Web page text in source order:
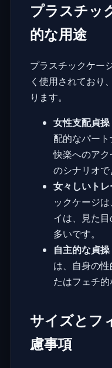
プラスチッ
的な用途
プラスチックケー
く使用されており
ります。
女性支配貞操
配的なパー
快楽へのア
のシナリオで
女々しいトレ
ックケージは、
イは、見た
多いです。
自主的な貞操
は、自身の
たはフェチ的
サイズとフ
慮事項